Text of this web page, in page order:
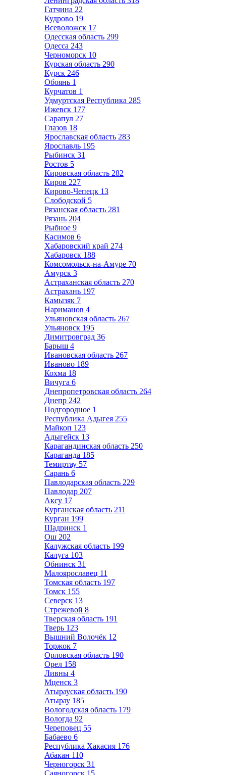
Гатчина 22
Кудрово 19
Всеволожск 17
Одесская область 299
Одесса 243
Черноморск 10
Курская область 290
Курск 246
Обоянь 1
Курчатов 1
Удмуртская Республика 285
Ижевск 177
Сарапул 27
Глазов 18
Ярославская область 283
Ярославль 195
Рыбинск 31
Ростов 5
Кировская область 282
Киров 227
Кирово-Чепецк 13
Слободской 5
Рязанская область 281
Рязань 204
Рыбное 9
Касимов 6
Хабаровский край 274
Хабаровск 188
Комсомольск-на-Амуре 70
Амурск 3
Астраханская область 270
Астрахань 197
Камызяк 7
Нариманов 4
Ульяновская область 267
Ульяновск 195
Димитровград 36
Барыш 4
Ивановская область 267
Иваново 189
Кохма 18
Вичуга 6
Днепропетровская область 264
Днепр 242
Подгородное 1
Республика Адыгея 255
Майкоп 123
Адыгейск 13
Карагандинская область 250
Караганда 185
Темиртау 57
Сарань 6
Павлодарская область 229
Павлодар 207
Аксу 17
Курганская область 211
Курган 199
Шадринск 1
Ош 202
Калужская область 199
Калуга 103
Обнинск 31
Малоярославец 11
Томская область 197
Томск 155
Северск 13
Стрежевой 8
Тверская область 191
Тверь 123
Вышний Волочёк 12
Торжок 7
Орловская область 190
Орел 158
Ливны 4
Мценск 3
Атырауская область 190
Атырау 185
Вологодская область 179
Вологда 92
Череповец 55
Бабаево 6
Республика Хакасия 176
Абакан 110
Черногорск 31
Саяногорск 15